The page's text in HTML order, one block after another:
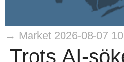
→ Market 2026-08-07
Trots AI-